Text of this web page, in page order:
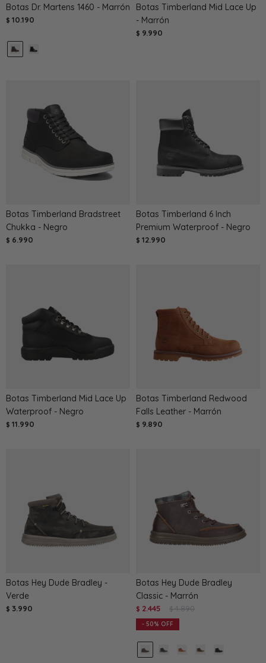
Botas Dr. Martens 1460 - Marrón
$ 10.190
Botas Timberland Mid Lace Up
- Marrón
$ 9.990
Botas Timberland Bradstreet
Chukka - Negro
$ 6.990
Botas Timberland 6 Inch
Premium Waterproof - Negro
$ 12.990
Botas Timberland Mid Lace Up
Waterproof - Negro
$ 11.990
Botas Timberland Redwood
Falls Leather - Marrón
$ 9.890
Botas Hey Dude Bradley -
Verde
$ 3.990
Botas Hey Dude Bradley
Classic - Marrón
$ 2.445 $ 4.890
50